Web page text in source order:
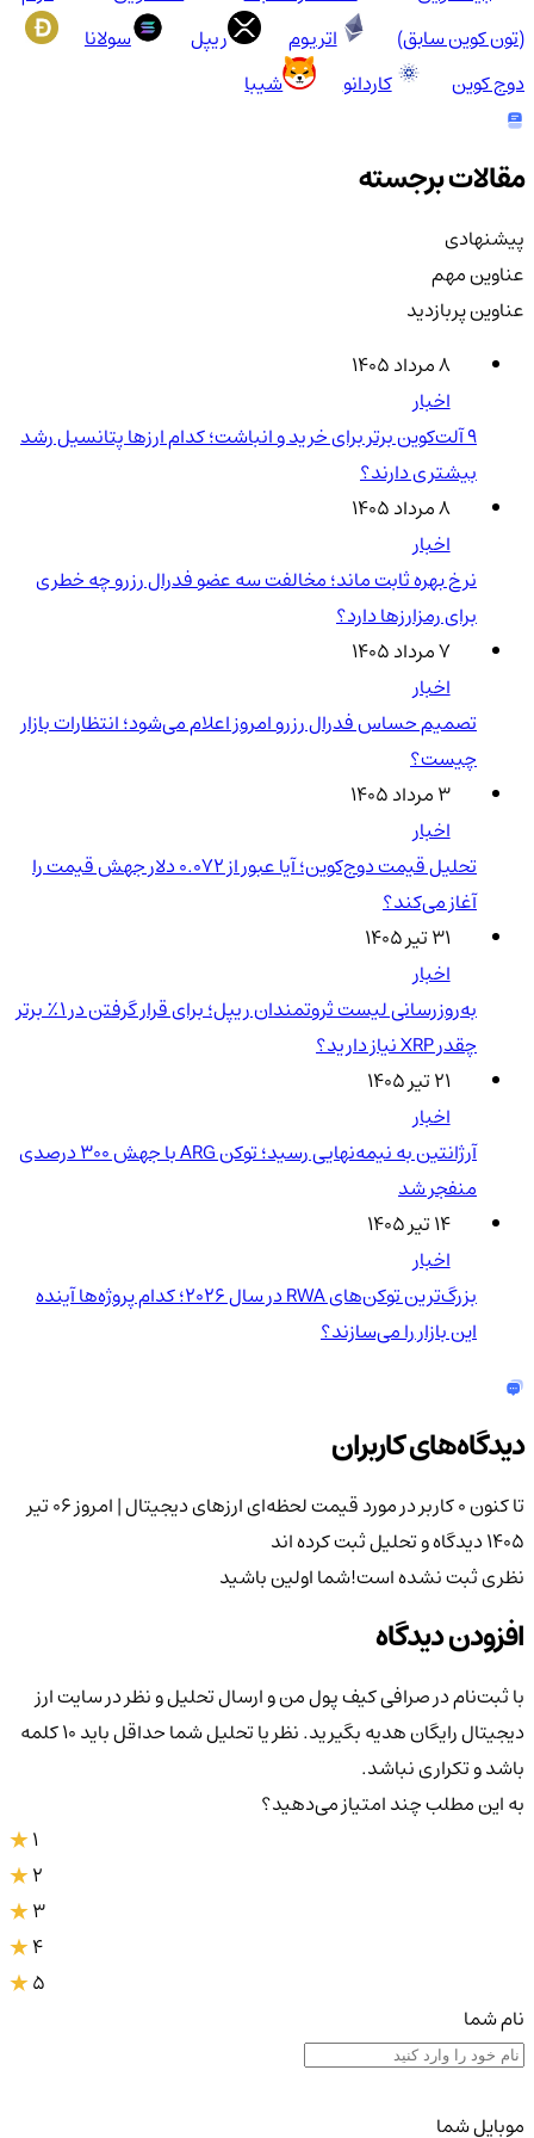
(تون کوین سابق)
اتریوم ریپل
سولانا
دوج کوین
کاردانو شیبا
مقالات برجسته
پیشنهادی
عناوین مهم
عناوین پربازدید
۸ مرداد ۱۴۰۵
اخبار
۹ آلت‌کوین برتر برای خرید و انباشت؛ کدام ارزها پتانسیل رشد
بیشتری دارند؟
۸ مرداد ۱۴۰۵
اخبار
نرخ بهره ثابت ماند؛ مخالفت سه عضو فدرال رزرو چه خطری
برای رمزارزها دارد؟
۷ مرداد ۱۴۰۵
اخبار
تصمیم حساس فدرال رزرو امروز اعلام می‌شود؛ انتظارات بازار
چیست؟
۳ مرداد ۱۴۰۵
اخبار
تحلیل قیمت دوج‌کوین؛ آیا عبور از ۰.۰۷۲ دلار جهش قیمت را
آغاز می‌کند؟
۳۱ تیر ۱۴۰۵
اخبار
به‌روزرسانی لیست ثروتمندان ریپل؛ برای قرار گرفتن در ۱٪ برتر
چقدر XRP نیاز دارید؟
۲۱ تیر ۱۴۰۵
اخبار
آرژانتین به نیمه‌نهایی رسید؛ توکن ARG با جهش ۳۰۰ درصدی
منفجر شد
۱۴ تیر ۱۴۰۵
اخبار
بزرگ‌ترین توکن‌های RWA در سال ۲۰۲۶؛ کدام پروژه‌ها آینده
این بازار را می‌سازند؟
دیدگاه‌های کاربران
تا کنون 0 کاربر در مورد
قیمت لحظه‌ای ارزهای دیجیتال | امروز ۰۶ تیر
1405دیدگاه و تحلیل ثبت کرده اند
نظری ثبت نشده است!شما اولین باشید
افزودن دیدگاه
با ثبت‌نام در صرافی کیف پول من و ارسال تحلیل و نظر در سایت ارز
دیجیتال رایگان هدیه بگیرید. نظر یا تحلیل شما حداقل باید ۱۰ کلمه
باشد و تکراری نباشد.
به این مطلب چند امتیاز می‌دهید؟
3
4
5
نام شما
موبایل شما